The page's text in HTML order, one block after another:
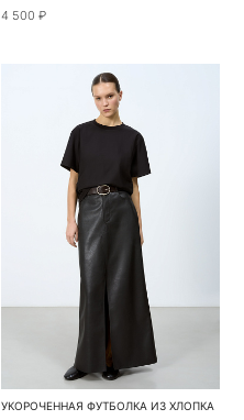
4 500 ₽
УКОРОЧЕННАЯ ФУТБОЛКА ИЗ ХЛОПКА